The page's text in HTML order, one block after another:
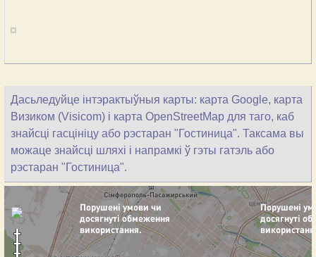
Дасьледуйце інтэрактыўныя карты: карта Google, карта
Визиком (Visicom) і карта OpenStreetMap для таго, каб
знайсці гасцініцу або рэстаран "Гостиница". Таксама вы
можаце знайсці шляхі і напрамкі ў гэты гатэль або
рэстаран "Гостиница".